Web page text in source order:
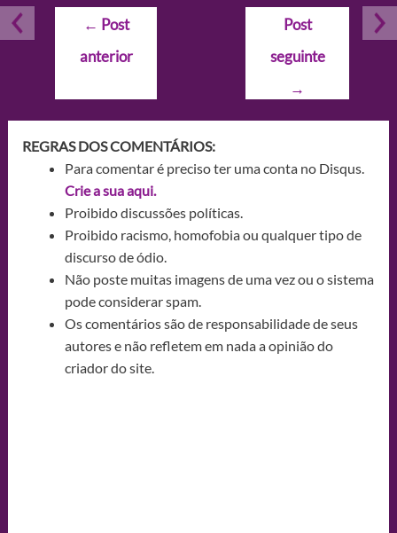
Navegação
Post
← Post
anterior
Post
seguinte
→
REGRAS DOS COMENTÁRIOS:
Para comentar é preciso ter uma conta no Disqus.
Crie a sua aqui.
Proibido discussões políticas.
Proibido racismo, homofobia ou qualquer tipo de
discurso de ódio.
Não poste muitas imagens de uma vez ou o sistema
pode considerar spam.
Os comentários são de responsabilidade de seus
autores e não refletem em nada a opinião do
criador do site.